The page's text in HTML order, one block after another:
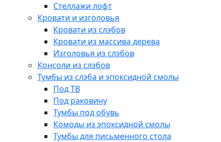
Стеллажи лофт
Кровати и изголовья
Кровати из слэбов
Кровати из массива дерева
Изголовья из слэбов
Консоли из слэбов
Тумбы из слэба и эпоксидной смолы
Под ТВ
Под раковину
Тумбы под обувь
Комоды из эпоксидной смолы
Тумбы для письменного стола